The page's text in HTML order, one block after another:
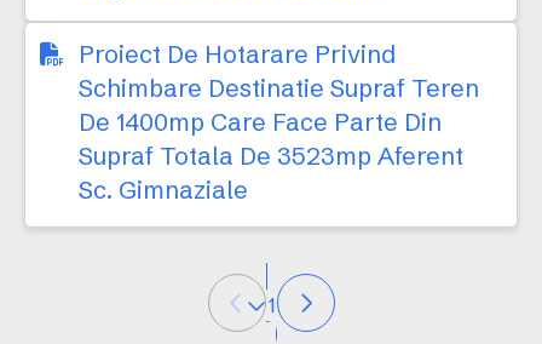
Proiect De Hotarare Privind
Schimbare Destinatie Supraf Teren
De 1400mp Care Face Parte Din
Supraf Totala De 3523mp Aferent
Sc. Gimnaziale
1